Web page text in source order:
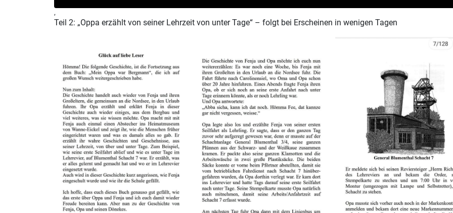
‚
Teil 2: „Oppa erzählt von seiner Lehrzeit von unter Tage“ – folgt bei Erscheinen in wenigen Tagen